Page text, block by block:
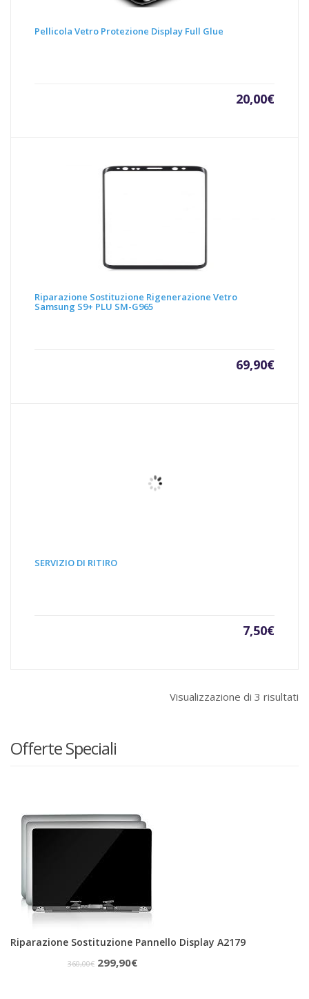
Pellicola Vetro Protezione Display Full Glue
20,00€
Riparazione Sostituzione Rigenerazione Vetro
Samsung S9+ PLU SM-G965
69,90€
SERVIZIO DI RITIRO
7,50€
Visualizzazione di 3 risultati
Offerte Speciali
Riparazione Sostituzione Pannello Display A2179
360,00€ Il
299,90€Il